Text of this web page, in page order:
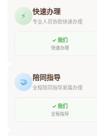
⚡ 快速办理
专业人员协助快速办理
✓ 我们
快速办理
🤝 陪同指导
全程陪同指导家属办理
✓ 我们
全程指导